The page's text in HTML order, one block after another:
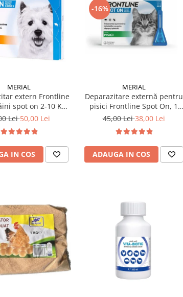
MERIAL
extern Frontline
spot on 2-10 KG,
1 pipetă
Lei50,00 Lei
IN COS
-16%
MERIAL
Deparazitare externă pentru
pisici Frontline Spot On, 1
pipetă
45,00 Lei38,00 Lei
ADAUGA IN COS